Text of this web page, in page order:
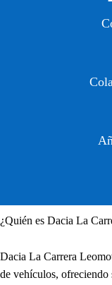
¿Quién es Dacia La
Dacia La Carrera
de vehículos, ofreciendo